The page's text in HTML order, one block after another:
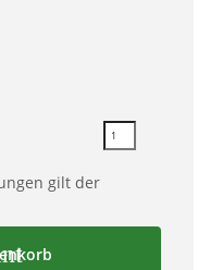
gilt der